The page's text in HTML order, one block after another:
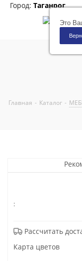
Это
Город: Таганрог
Главная - Каталог -
:
Рассчитать
Карта цветов